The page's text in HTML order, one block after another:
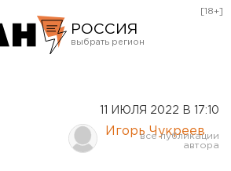
РОССИЯ
Курган
Оренбург
[18+]
11 ИЮЛЯ 2022 В 17:10
Игорь Чукреев